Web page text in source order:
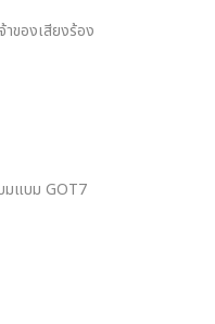
ของเสียงร้อง
มแบม GOT7